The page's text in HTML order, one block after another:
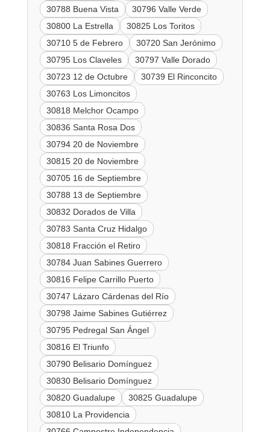
30788 Buena Vista
30796 Valle Verde
30800 La Estrella
30825 Los Toritos
30710 5 de Febrero
30720 San Jerónimo
30795 Los Claveles
30797 Valle Dorado
30723 12 de Octubre
30739 El Rinconcito
30763 Los Limoncitos
30818 Melchor Ocampo
30836 Santa Rosa Dos
30794 20 de Noviembre
30815 20 de Noviembre
30705 16 de Septiembre
30788 13 de Septiembre
30832 Dorados de Villa
30783 Santa Cruz Hidalgo
30818 Fracción el Retiro
30784 Juan Sabines Guerrero
30816 Felipe Carrillo Puerto
30747 Lázaro Cárdenas del Río
30798 Jaime Sabines Gutiérrez
30795 Pedregal San Ángel
30816 El Triunfo
30790 Belisario Domínguez
30830 Belisario Domínguez
30820 Guadalupe
30825 Guadalupe
30810 La Providencia